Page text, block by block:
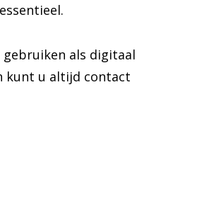
als digitaal
kunt u altijd contact